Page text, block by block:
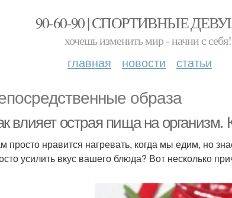
90-60-90 | СПОРТИВНЫЕ
хочешь изменить мир - начни с себя!
главная новости статьи
образа
влияет острая пища на
просто нравится нагревать, когда мы едим, но
усилить вкус вашего блюда? Вот несколько